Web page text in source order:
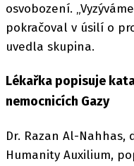
osvobození.
pokračoval v úsilí o
uvedla skupina.
Lékařka popisuje
nemocnicích Gazy
Dr. Razan Al-Nahhas,
Humanity Auxilium,